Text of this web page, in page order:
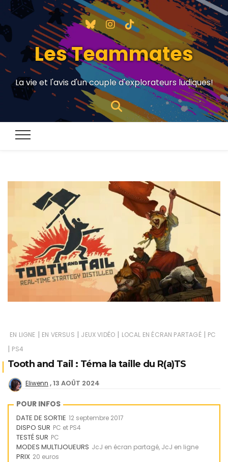
Les Teammates
La vie et l'avis d'un couple d'explorateurs ludiques!
EN LIGNE | EN VERSUS | JEUX VIDÉO | LOCAL EN ÉCRAN PARTAGÉ | PC
| PS4
Tooth and Tail : Téma la taille du R(a)TS
Eliwenn 13 AOÛT 2024
POUR INFOS
DATE DE SORTIE 12 septembre 2017
DISPO SUR PC et PS4
TESTÉ SUR PC
MODES MULTIJOUEURS JcJ en écran partagé, JcJ en ligne
PRIX 20 euros